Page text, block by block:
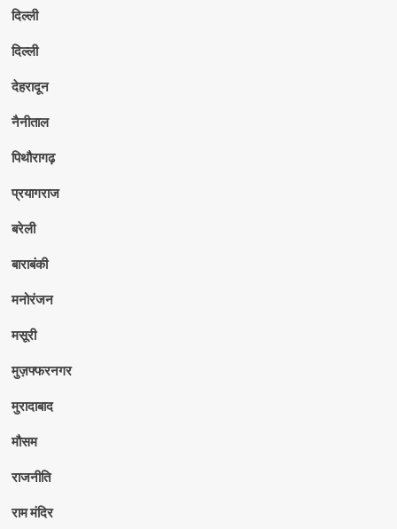
दिल्ली
दिल्ली
देहरादून
नैनीताल
पिथौरागढ़
प्रयागराज
बरेली
बाराबंकी
मनोरंजन
मसूरी
मुज़फ्फरनगर
मुरादाबाद
मौसम
राजनीति
राम मंदिर